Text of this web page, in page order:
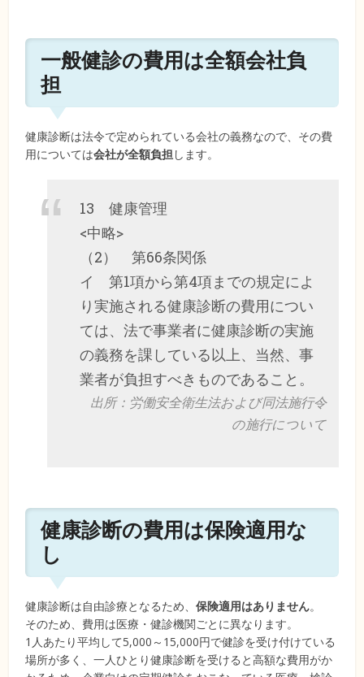
一般健診の費用は全額会社負
担
健康診断は法令で定められている会社の義務なので、その費
用については会社が全額負担します。
13 健康管理
<中略>
（2） 第66条関係
イ 第1項から第4項までの規定によ
り実施される健康診断の費用につい
ては、法で事業者に健康診断の実施
の義務を課している以上、当然、事
業者が負担すべきものであること。
出所：労働安全衛生法および同法施行令
の施行について
健康診断の費用は保険適用な
し
健康診断は自由診療となるため、保険適用はありません。
そのため、費用は医療・健診機関ごとに異なります。
1人あたり平均して5,000～15,000円で健診を受け付けている
場所が多く、一人ひとり健康診断を受けると高額な費用がか